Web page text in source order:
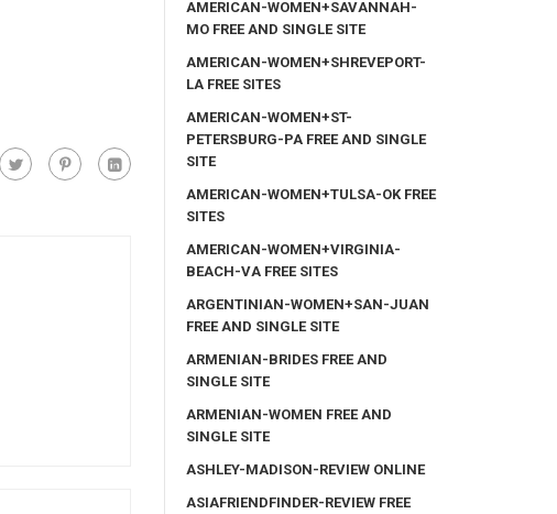
AMERICAN-WOMEN+SAVANNAH-
MO FREE AND SINGLE SITE
AMERICAN-WOMEN+SHREVEPORT-
LA FREE SITES
AMERICAN-WOMEN+ST-
PETERSBURG-PA FREE AND SINGLE
SITE
AMERICAN-WOMEN+TULSA-OK FREE
SITES
AMERICAN-WOMEN+VIRGINIA-
BEACH-VA FREE SITES
ARGENTINIAN-WOMEN+SAN-JUAN
FREE AND SINGLE SITE
ARMENIAN-BRIDES FREE AND
SINGLE SITE
ARMENIAN-WOMEN FREE AND
SINGLE SITE
ASHLEY-MADISON-REVIEW ONLINE
ASIAFRIENDFINDER-REVIEW FREE